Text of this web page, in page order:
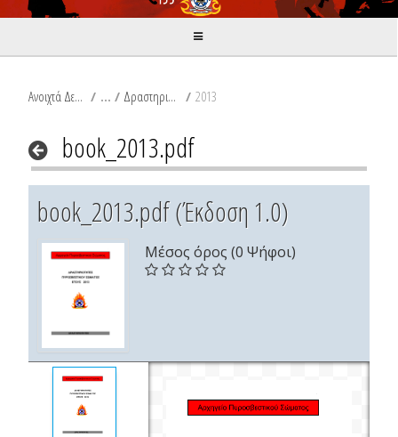
Ανοιχτά Δεδομένα / Δραστηριότητες Π.Σ. / 2013
book_2013.pdf
book_2013.pdf (Έκδοση 1.0)
Μέσος όρος (0 Ψήφοι)